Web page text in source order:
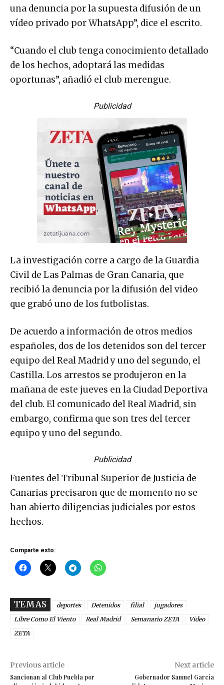
una denuncia por la supuesta difusión de un
vídeo privado por WhatsApp”, dice el escrito.
“Cuando el club tenga conocimiento detallado
de los hechos, adoptará las medidas
oportunas”, añadió el club merengue.
Publicidad
La investigación corre a cargo de la Guardia
Civil de Las Palmas de Gran Canaria, que
recibió la denuncia por la difusión del video
que grabó uno de los futbolistas.
De acuerdo a información de otros medios
españoles, dos de los detenidos son del tercer
equipo del Real Madrid y uno del segundo, el
Castilla. Los arrestos se produjeron en la
mañana de este jueves en la Ciudad Deportiva
del club. El comunicado del Real Madrid, sin
embargo, confirma que son tres del tercer
equipo y uno del segundo.
Publicidad
Fuentes del Tribunal Superior de Justicia de
Canarias precisaron que de momento no se
han abierto diligencias judiciales por estos
hechos.
Comparte esto:
TEMAS deportes Detenidos filial
jugadores
Libre Como El Viento
Real Madrid Semanario ZETA
Video
ZETA
Previous article
Sancionan al Club Puebla por
Next article
Gobernador Samuel García